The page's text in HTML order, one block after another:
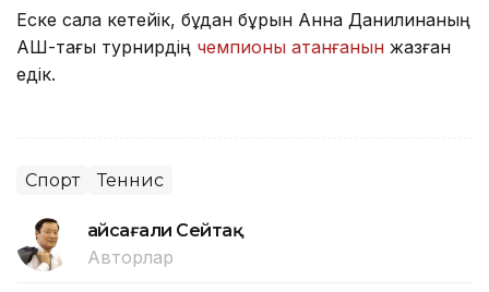
Еске сала кетейік, бұдан бұрын Анна Данилинаның
АҚШ-тағы турнирдің чемпионы атанғанын жазған
едік.
Спорт Теннис
Ғайсағали Сейтақ
Авторлар